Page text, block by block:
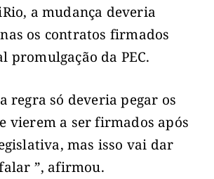
a mudança deveria
os contratos firmados
promulgação da PEC.
regra só deveria pegar os
vierem a ser firmados após
mas isso vai dar
”, afirmou.